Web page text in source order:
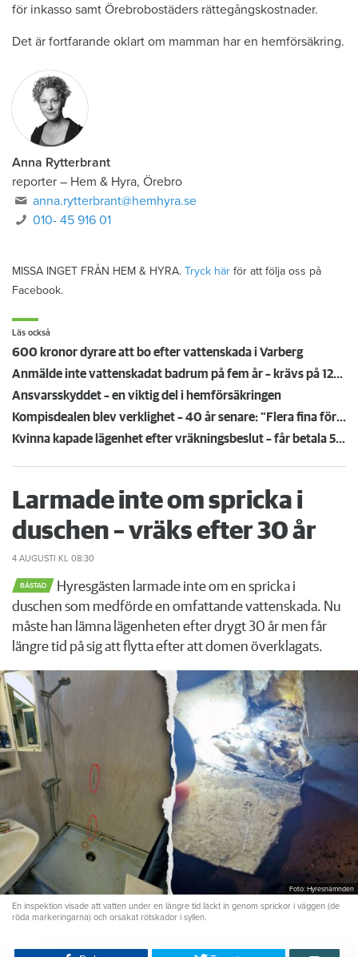
för inkasso samt Örebrobostäders rättegångskostnader.
Det är fortfarande oklart om mamman har en hemförsäkring.
Anna Rytterbrant
reporter – Hem & Hyra, Örebro
anna.rytterbrant@hemhyra.se
010- 45 916 01
MISSA INGET FRÅN HEM & HYRA. Tryck här för att följa oss på
Facebook.
Läs också
600 kronor dyrare att bo efter vattenskada i Varberg
Anmälde inte vattenskadat badrum på fem år – krävs på 125 000 kronor
Ansvarsskyddet – en viktig del i hemförsäkringen
Kompisdealen blev verklighet – 40 år senare: "Flera fina fördelar med att dela bostad"
Kvinna kapade lägenhet efter vräkningsbeslut – får betala 50 000
Larmade inte om spricka i
duschen – vräks efter 30 år
4 AUGUSTI KL 08:30
BÅSTAD
Hyresgästen larmade inte om en spricka i
duschen som medförde en omfattande vattenskada. Nu
måste han lämna lägenheten efter drygt 30 år men får
längre tid på sig att flytta efter att domen överklagats.
Foto: Hyresnämnden
En inspektion visade att vatten under en längre tid läckt in genom sprickor i väggen (de
röda markeringarna) och orsakat rötskador i syllen.